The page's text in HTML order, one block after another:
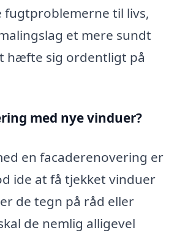
fugtproblemerne til livs,
et mere sundt
hæfte sig ordentligt på
med nye vinduer?
en facaderenovering er
ide at få tjekket vinduer
de tegn på råd eller
de nemlig alligevel